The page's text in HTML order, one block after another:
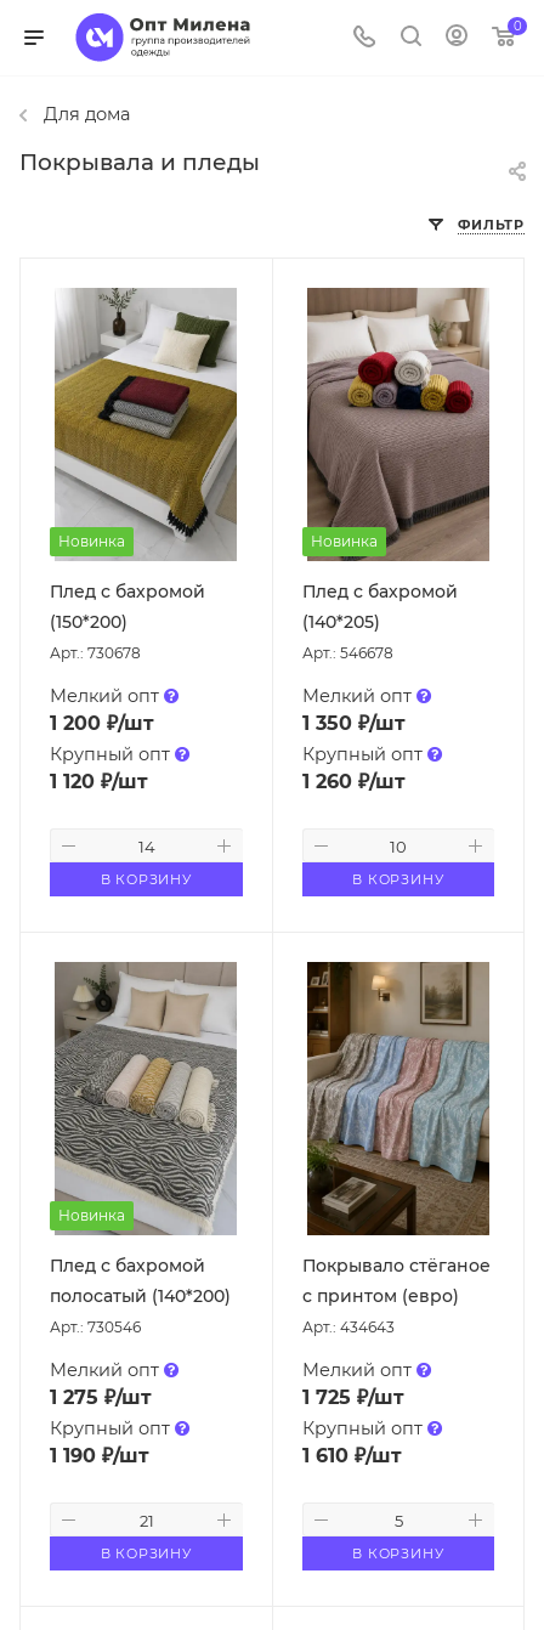
0
Для дома
Покрывала и пледы
ФИЛЬТР
Новинка
Плед с бахромой
(150*200)
Арт.: 730678
Мелкий опт
1 200 ₽/шт
Крупный опт
1 120 ₽/шт
В КОРЗИНУ
Новинка
Плед с бахромой
(140*205)
Арт.: 546678
Мелкий опт
1 350₽/шт
Крупный опт
1 260₽/шт
В КОРЗИНУ
Новинка
Плед с бахромой
полосатый (140*200)
Арт.: 730546
Мелкий опт
1 275 ₽/шт
Крупный опт
1 190 ₽/шт
В КОРЗИНУ
Покрывало стёганое
с принтом (евро)
Арт.: 434643
Мелкий опт
1 725 ₽/шт
Крупный опт
1 610₽/шт
В КОРЗИНУ